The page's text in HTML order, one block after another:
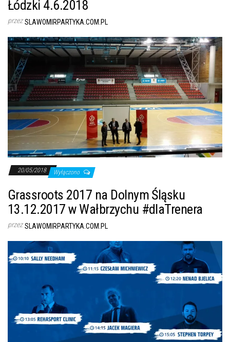
Łódzki 4.6.2018
przez SLAWOMIRPARTYKA.COM.PL
20/05/2018 Wyłączono
Grassroots 2017 na Dolnym Śląsku
13.12.2017 w Wałbrzychu #dlaTrenera
przez SLAWOMIRPARTYKA.COM.PL